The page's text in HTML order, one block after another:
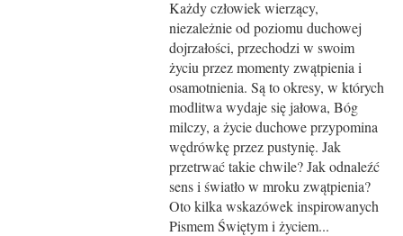
Każdy człowiek wierzący,
niezależnie od poziomu duchowej
dojrzałości, przechodzi w swoim
życiu przez momenty zwątpienia i
osamotnienia. Są to okresy, w których
modlitwa wydaje się jałowa, Bóg
milczy, a życie duchowe przypomina
wędrówkę przez pustynię. Jak
przetrwać takie chwile? Jak odnaleźć
sens i światło w mroku zwątpienia?
Oto kilka wskazówek inspirowanych
Pismem Świętym i życiem...